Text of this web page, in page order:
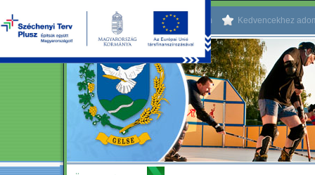
Kezdőlapnak beállítom Kedvencekhez